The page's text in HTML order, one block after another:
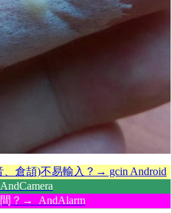
倉頡)不易輸入？→ gcin Android
間？→ AndAlarm